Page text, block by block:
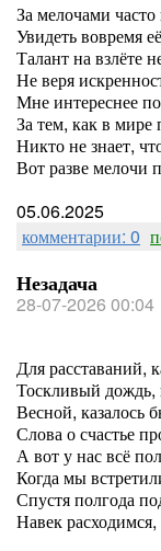
За мелочами часто
Увидеть вовремя
Талант на взлёте
Не веря
Мне интереснее
За тем, как в мире
Никто не знает,
Вот разве мелочи
05.06.2025
комментарии: 0
Незадача
28-07-2026 00:04
Для расставаний,
Тоскливый дождь,
Весной, казалось
Слова о счастье
А вот у нас всё
Когда мы
Спустя полгода
Навек